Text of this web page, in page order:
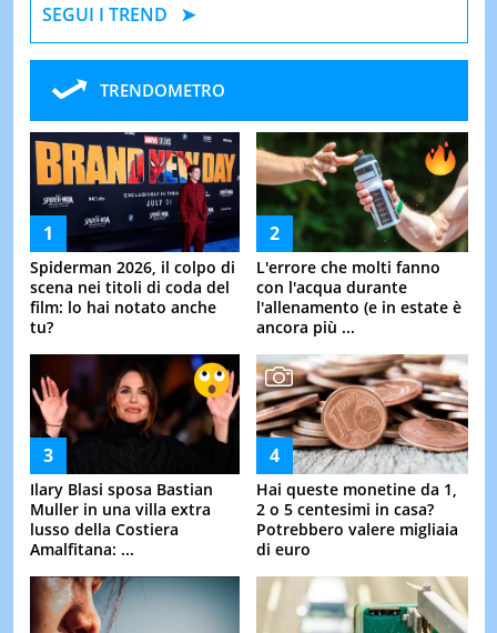
SEGUI I TREND
TRENDOMETRO
Spiderman 2026, il colpo di
scena nei titoli di coda del
film: lo hai notato anche
tu?
L'errore che molti fanno
con l'acqua durante
l'allenamento (e in estate è
ancora più ...
Ilary Blasi sposa Bastian
Muller in una villa extra
lusso della Costiera
Amalfitana: ...
Hai queste monetine da 1,
2 o 5 centesimi in casa?
Potrebbero valere migliaia
di euro